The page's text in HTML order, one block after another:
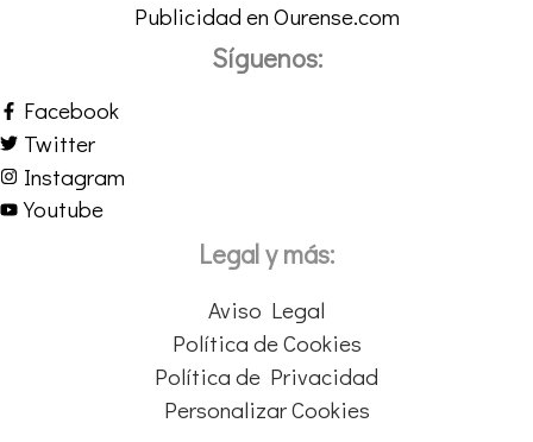
Publicidad en Ourense.com
Síguenos:
Facebook
Twitter
Instagram
Youtube
Legal y más:
Aviso Legal
Política de Cookies
Política de Privacidad
Personalizar Cookies